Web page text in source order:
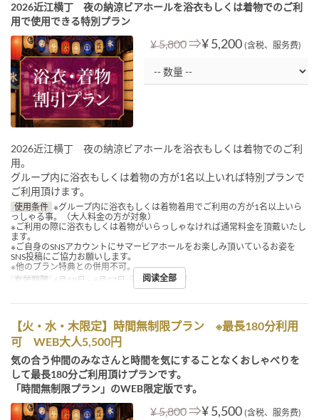
2026近江横丁 夜の納涼ビアホールを浴衣もしくは着物でのご利
用で使用できる特別プラン
¥ 5,800⇒¥ 5,200 (含税、服务费)
2026近江横丁 夜の納涼ビアホールを浴衣もしくは着物でのご利
用。
グループ内に浴衣もしくは着物の方が1名以上いれば特別プランで
ご利用頂けます。
使用条件 ※グループ内に浴衣もしくは着物着用でご利用の方が1名以上いら
っしゃる事。（大人料金の方が対象）
※ご利用の際に浴衣もしくは着物がいらっしゃなければ通常料金を頂戴いたし
ます。
※ご自身のSNSアカウントにサマービアホールをお楽しみ頂いているお姿を
SNS投稿にご協力お願いします。
※他のプラン特典との併用不可。
有效期限
6月18日 ~ 9月27日 进餐时间 晚餐
阅读全部
【火・水・木限定】時間無制限プラン ※最長180分利用
可 WEB大人5,500円
気の合う仲間のみなさんと時間を気にすることなくおしゃべりを
して最長180分ご利用頂けプランです。
「時間無制限プラン」のWEB限定版です。
¥ 5,800⇒¥ 5,500 (含税、服务费)